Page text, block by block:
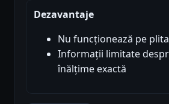
Dezavantaje
Nu funcționează pe
Informații limitate
înălțime exactă